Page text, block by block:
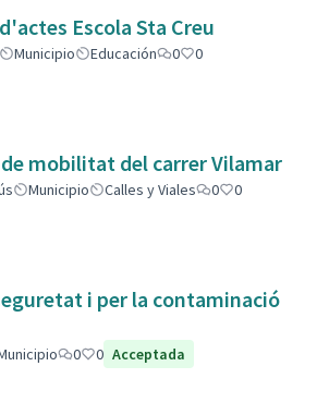
Escola Sta Creu
Municipio Educación 0
0
mobilitat del carrer Vilamar
Municipio Calles y Viales 0
0
i per la contaminació
0 0 Acceptada